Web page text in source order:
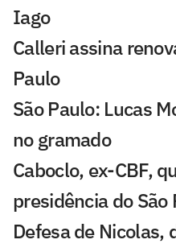
Iago
Calleri assina
Paulo
São Paulo: Lucas
no gramado
Caboclo, ex-CBF,
presidência do São
Defesa de Nicolas,